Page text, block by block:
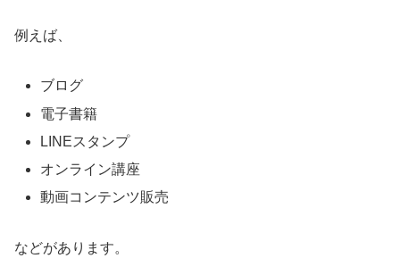
例えば、
ブログ
電子書籍
LINEスタンプ
オンライン講座
動画コンテンツ販売
などがあります。